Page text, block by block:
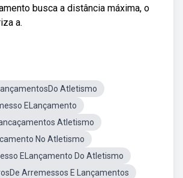
busca a distância máxima, o
a.
Atletismo
ELançamento
Atletismo
No Atletismo
ELançamento Do Atletismo
Arremessos E Lançamentos